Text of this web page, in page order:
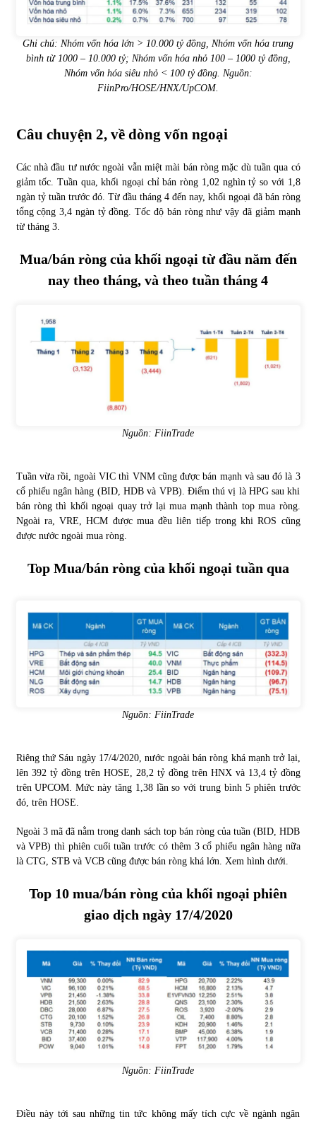
Chứng khoán ngày 12/10/2021: Top 10 cổ phiếu nổi bật
Top 10 xe bán chạy nhất tháng 9/2021
Ghi chú: Nhóm vốn hóa lớn > 10.000 tỷ đồng, Nhóm vốn hóa trung
bình từ 1000 – 10.000 tỷ; Nhóm vốn hóa nhỏ 100 – 1000 tỷ đồng,
Nhóm vốn hóa siêu nhỏ < 100 tỷ đồng. Nguồn:
FiinPro/HOSE/HNX/UpCOM.
Câu chuyện 2, về dòng vốn ngoại
Các nhà đầu tư nước ngoài vẫn miệt mài bán ròng mặc dù tuần qua có
giảm tốc. Tuần qua, khối ngoại chỉ bán ròng 1,02 nghìn tỷ so với 1,8
ngàn tỷ tuần trước đó. Từ đầu tháng 4 đến nay, khối ngoại đã bán ròng
tổng cộng 3,4 ngàn tỷ đồng. Tốc độ bán ròng như vậy đã giảm mạnh
từ tháng 3.
Mua/bán ròng của khối ngoại từ đầu năm đến
nay theo tháng, và theo tuần tháng 4
Nguồn: FiinTrade
Tuần vừa rồi, ngoài VIC thì VNM cũng được bán mạnh và sau đó là 3
cổ phiếu ngân hàng (BID, HDB và VPB). Điểm thú vị là HPG sau khi
bán ròng thì khối ngoại quay trở lại mua mạnh thành top mua ròng.
Ngoài ra, VRE, HCM được mua đều liên tiếp trong khi ROS cũng
được nước ngoài mua ròng.
Top Mua/bán ròng của khối ngoại tuần qua
Nguồn: FiinTrade
Riêng thứ Sáu ngày 17/4/2020, nước ngoài bán ròng khá mạnh trở lại,
lên 392 tỷ đồng trên HOSE, 28,2 tỷ đồng trên HNX và 13,4 tỷ đồng
trên UPCOM. Mức này tăng 1,38 lần so với trung bình 5 phiên trước
đó, trên HOSE.
Ngoài 3 mã đã nằm trong danh sách top bán ròng của tuần (BID, HDB
và VPB) thì phiên cuối tuần trước có thêm 3 cổ phiếu ngân hàng nữa
là CTG, STB và VCB cũng được bán ròng khá lớn. Xem hình dưới.
Top 10 mua/bán ròng của khối ngoại phiên
giao dịch ngày 17/4/2020
Nguồn: FiinTrade
Điều này tới sau những tin tức không mấy tích cực về ngành ngân